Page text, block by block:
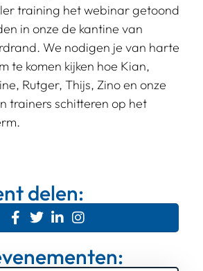
training het webinar getoond
in onze de kantine van
We nodigen je van harte
te komen kijken hoe Kian,
Rutger, Thijs, Zino en onze
trainers schitteren op het
delen: